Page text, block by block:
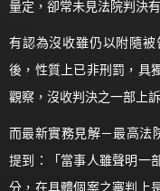
量定，卻常未見法院判決
有認為沒收雖仍以附隨
後，性質上已非刑罰，具
觀察，沒收判決之一部上
而最新實務見解－最高法
提到：「當事人雖聲明一
分，在具體個案之審判上